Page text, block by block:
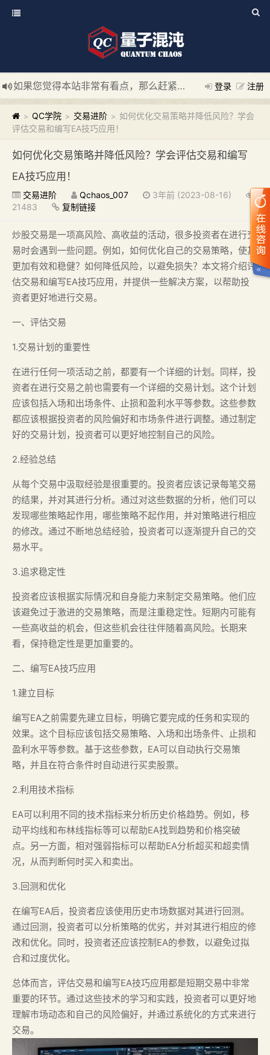
登录 注册
如果您觉得本站非常有看点，那么赶紧使用Ctrl+D 收藏我们吧
新添加量子混沌系统板块，欢迎大家访问！
---“量子混沌系
> QC学院 > 交易进阶 > 如何优化交易策略并降低风险？学会
评估交易和编写EA技巧应用！
如何优化交易策略并降低风险？学会评估交易和编写
EA技巧应用！
交易进阶 Qchaos_007
3年前 (2023-08-16)
21483
复制链接
炒股交易是一项高风险、高收益的活动，很多投资者在进行交
易时会遇到一些问题。例如，如何优化自己的交易策略，使其
更加有效和稳健？如何降低风险，以避免损失？本文将介绍评
估交易和编写EA技巧应用，并提供一些解决方案，以帮助投
资者更好地进行交易。
一、评估交易
1.交易计划的重要性
在进行任何一项活动之前，都要有一个详细的计划。同样，投
资者在进行交易之前也需要有一个详细的交易计划。这个计划
应该包括入场和出场条件、止损和盈利水平等参数。这些参数
都应该根据投资者的风险偏好和市场条件进行调整。通过制定
好的交易计划，投资者可以更好地控制自己的风险。
2.经验总结
从每个交易中汲取经验是很重要的。投资者应该记录每笔交易
的结果，并对其进行分析。通过对这些数据的分析，他们可以
发现哪些策略起作用，哪些策略不起作用，并对策略进行相应
的修改。通过不断地总结经验，投资者可以逐渐提升自己的交
易水平。
3.追求稳定性
投资者应该根据实际情况和自身能力来制定交易策略。他们应
该避免过于激进的交易策略，而是注重稳定性。短期内可能有
一些高收益的机会，但这些机会往往伴随着高风险。长期来
看，保持稳定性是更加重要的。
二、编写EA技巧应用
1.建立目标
编写EA之前需要先建立目标，明确它要完成的任务和实现的
效果。这个目标应该包括交易策略、入场和出场条件、止损和
盈利水平等参数。基于这些参数，EA可以自动执行交易策
略，并且在符合条件时自动进行买卖股票。
2.利用技术指标
EA可以利用不同的技术指标来分析历史价格趋势。例如，移
动平均线和布林线指标等可以帮助EA找到趋势和价格突破
点。另一方面，相对强弱指标可以帮助EA分析超买和超卖情
况，从而判断何时买入和卖出。
3.回测和优化
在编写EA后，投资者应该使用历史市场数据对其进行回测。
通过回测，投资者可以分析策略的优劣，并对其进行相应的修
改和优化。同时，投资者还应该控制EA的参数，以避免过拟
合和过度优化。
总体而言，评估交易和编写EA技巧应用都是短期交易中非常
重要的环节。通过这些技术的学习和实践，投资者可以更好地
理解市场动态和自己的风险偏好，并通过系统化的方式来进行
交易。